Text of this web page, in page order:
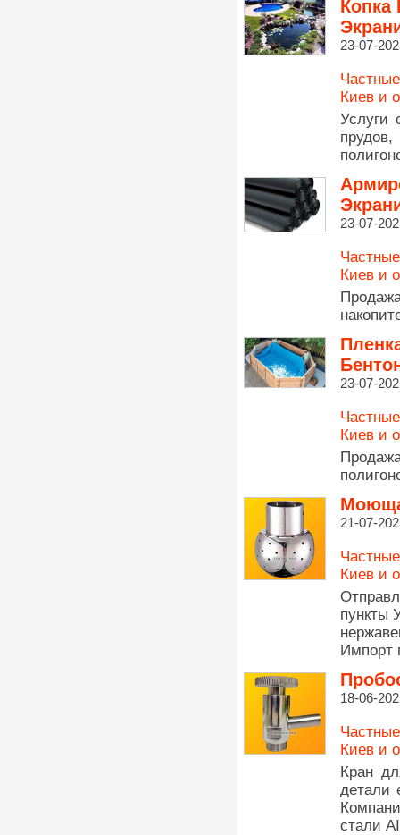
23-07-
Киев и
Услуги
23-07-
Киев и
23-07-
Киев и
21-07-
Киев и
пункты
Импopт
18-06-
Киев и
Кран
дeтaли
cтaли